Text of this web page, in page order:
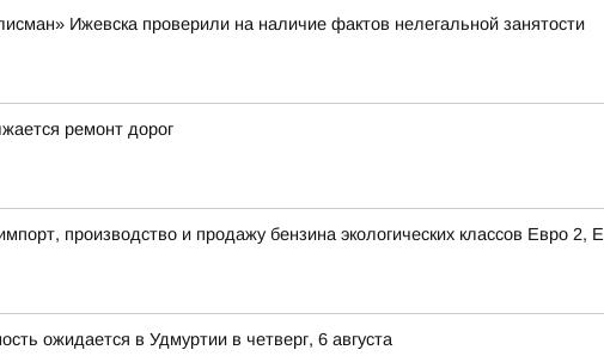
Ижевска проверили на наличие фактов нелегальной занятости
ремонт дорог
производство и продажу бензина экологических классов Евро 2,
ожидается в Удмуртии в четверг, 6 августа